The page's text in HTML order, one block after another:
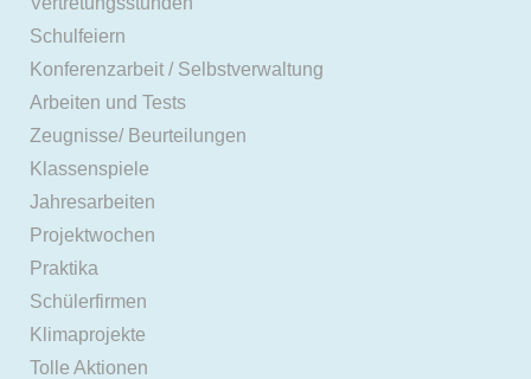
Schulfeiern
Konferenzarbeit / Selbstverwaltung
Arbeiten und Tests
Zeugnisse/ Beurteilungen
Klassenspiele
Jahresarbeiten
Projektwochen
Praktika
Schülerfirmen
Klimaprojekte
Tolle Aktionen